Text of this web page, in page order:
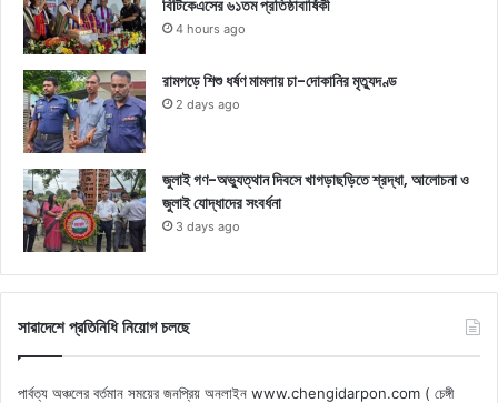
বিটিকেএসের ৬১তম প্রতিষ্ঠাবার্ষিকী
4 hours ago
রামগড়ে শিশু ধর্ষণ মামলায় চা-দোকানির মৃত্যুদণ্ড
2 days ago
জুলাই গণ-অভ্যুত্থান দিবসে খাগড়াছড়িতে শ্রদ্ধা, আলোচনা ও
জুলাই যোদ্ধাদের সংবর্ধনা
3 days ago
সারাদেশে প্রতিনিধি নিয়োগ চলছে
পার্বত্য অঞ্চলের বর্তমান সময়ের জনপ্রিয় অনলাইন www.chengidarpon.com ( চেঙ্গী